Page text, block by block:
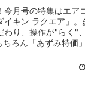
今月号の特集はエア
キン ラクエア」。
わり、操作が"らく"
ろん「あずみ特価